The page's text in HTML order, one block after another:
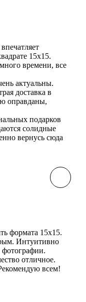
15х15.
времени, все
актуальны.
доставка в
оправданы,
подарков
солидные
вернусь сюда
формата 15х15.
Интуитивно
фотографии.
отличное.
всем!